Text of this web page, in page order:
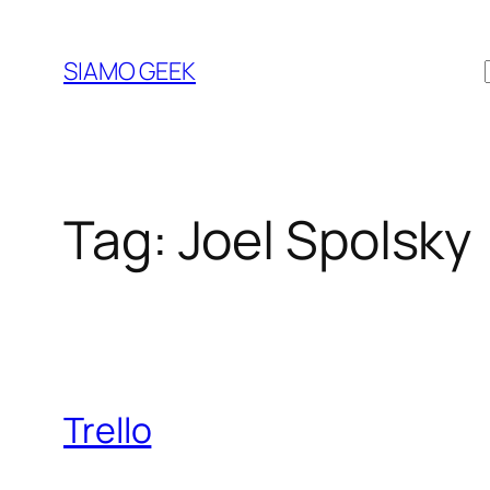
contenuto
SIAMO GEEK
Tag: Joel Spolsky
Trello